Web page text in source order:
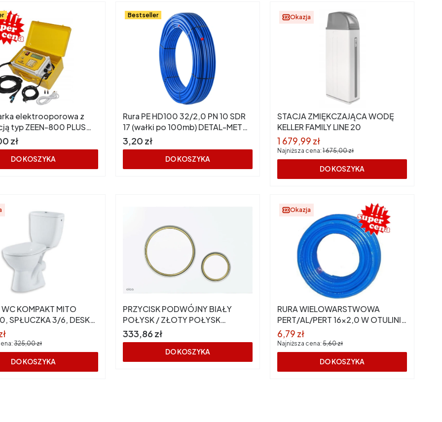
elektrooporowa z
typ ZEEN-800 PLUS
zł
DO KOSZYKA
Bestseller
Rura PE HD100 32/2,0 PN 10 SDR
17 (wałki po 100mb) DETAL-MET
do wody wodociągowa
Cena
3,20 zł
DO KOSZYKA
Okazja
STACJA ZMIĘKCZAJĄCA WODĘ
KELLER FAMILY LINE 20
Cena promocyjna
1 679,99 zł
Najniższa cena: 1 675,00 zł
DO KOSZYKA
WC KOMPAKT MITO
SPŁUCZKA 3/6, DESKA
325,00 zł
DO KOSZYKA
PRZYCISK PODWÓJNY BIAŁY
POŁYSK / ZŁOTY POŁYSK
(ALCADRAIN)
Cena
333,86 zł
DO KOSZYKA
Okazja
RURA WIELOWARSTWOWA
PERT/AL/PERT 16x2,0 W OTULINIE
NIEBIESKIEJ, IZOLACJI (zwój 50m)
KAN PRESS
Cena promocyjna
6,79 zł
Najniższa cena: 5,60 zł
DO KOSZYKA